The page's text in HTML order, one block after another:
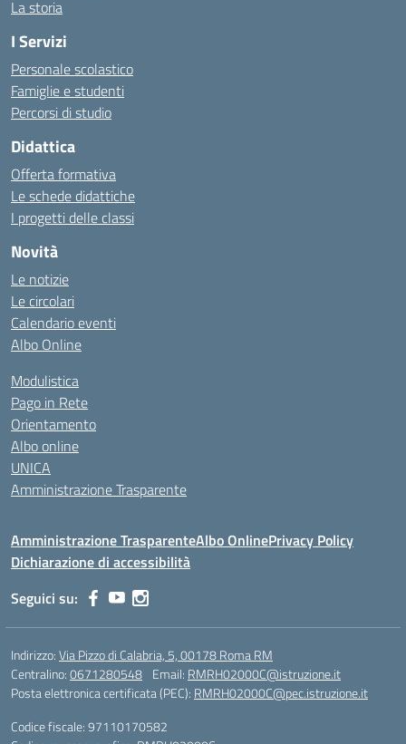
La storia
I Servizi
Personale scolastico
Famiglie e studenti
Percorsi di studio
Didattica
Offerta formativa
Le schede didattiche
I progetti delle classi
Novità
Le notizie
Le circolari
Calendario eventi
Albo Online
Modulistica
Pago in Rete
Orientamento
Albo online
UNICA
Amministrazione Trasparente
Amministrazione TrasparenteAlbo OnlinePrivacy Policy
Dichiarazione di accessibilità
Seguici su:
Indirizzo:Via Pizzo di Calabria, 5, 00178 Roma RM
Centralino:0671280548 Email: RMRH02000C@istruzione.it
Posta elettronica certificata (PEC): RMRH02000C@pec.istruzione.it
Codice fiscale: 97110170582